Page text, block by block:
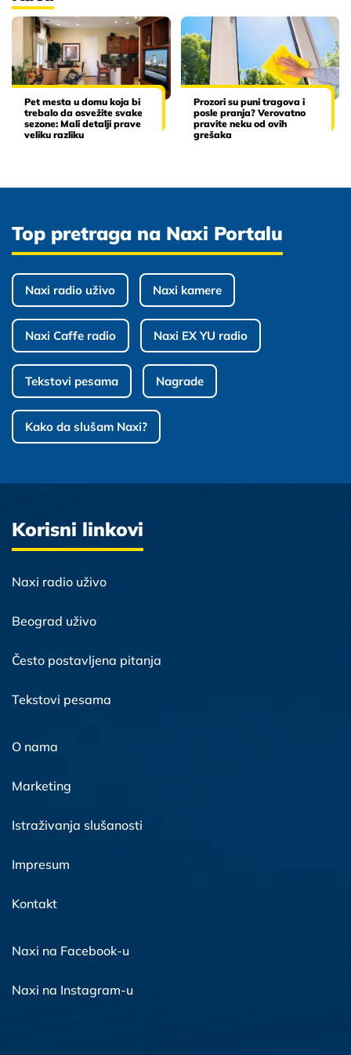
Pet mesta u domu koja bi
trebalo da osvežite svake
sezone: Mali detalji prave
veliku razliku
Prozori su puni tragova i
posle pranja? Verovatno
pravite neku od ovih
grešaka
Top pretraga na Naxi Portalu
Naxi radio uživo Naxi kamere
Naxi Caffe radio Naxi EX YU radio
Tekstovi pesama Nagrade
Kako da slušam Naxi?
Korisni linkovi
Naxi radio uživo
Beograd uživo
Često postavljena pitanja
Tekstovi pesama
O nama
Marketing
Istraživanja slušanosti
Impresum
Kontakt
Naxi na Facebook-u
Naxi na Instagram-u